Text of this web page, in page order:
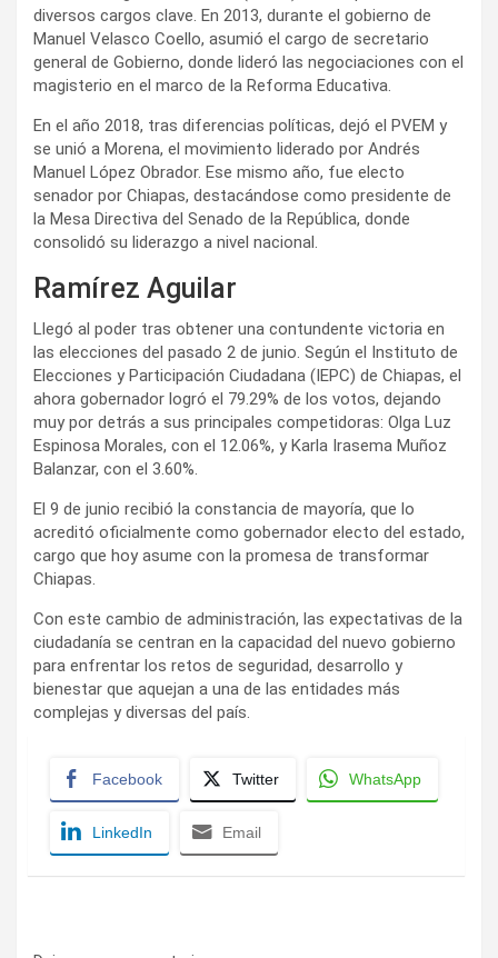
diversos cargos clave. En 2013, durante el gobierno de
Manuel Velasco Coello, asumió el cargo de secretario
general de Gobierno, donde lideró las negociaciones con el
magisterio en el marco de la Reforma Educativa.
En el año 2018, tras diferencias políticas, dejó el PVEM y
se unió a Morena, el movimiento liderado por Andrés
Manuel López Obrador. Ese mismo año, fue electo
senador por Chiapas, destacándose como presidente de
la Mesa Directiva del Senado de la República, donde
consolidó su liderazgo a nivel nacional.
Ramírez Aguilar
Llegó al poder tras obtener una contundente victoria en
las elecciones del pasado 2 de junio. Según el Instituto de
Elecciones y Participación Ciudadana (IEPC) de Chiapas, el
ahora gobernador logró el 79.29% de los votos, dejando
muy por detrás a sus principales competidoras: Olga Luz
Espinosa Morales, con el 12.06%, y Karla Irasema Muñoz
Balanzar, con el 3.60%.
El 9 de junio recibió la constancia de mayoría, que lo
acreditó oficialmente como gobernador electo del estado,
cargo que hoy asume con la promesa de transformar
Chiapas.
Con este cambio de administración, las expectativas de la
ciudadanía se centran en la capacidad del nuevo gobierno
para enfrentar los retos de seguridad, desarrollo y
bienestar que aquejan a una de las entidades más
complejas y diversas del país.
Facebook Twitter WhatsApp
LinkedIn Email